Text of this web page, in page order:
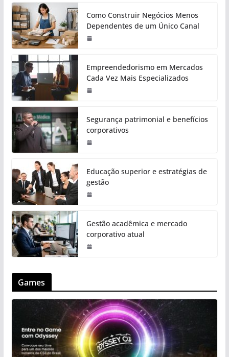
Como Construir Negócios Menos
Dependentes de um Único Canal
Empreendedorismo em Mercados
Cada Vez Mais Especializados
Segurança patrimonial e benefícios
corporativos
Educação superior e estratégias de
gestão
Gestão acadêmica e mercado
corporativo atual
Games